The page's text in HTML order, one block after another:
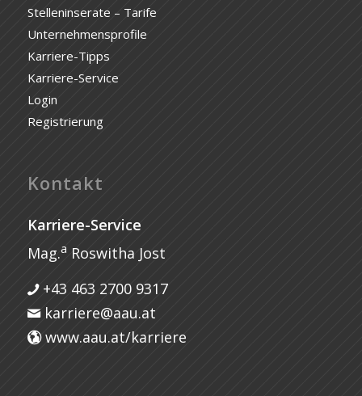
Stelleninserate – Tarife
Unternehmensprofile
Karriere-Tipps
Karriere-Service
Login
Registrierung
Kontakt
Karriere-Service
Mag.a Roswitha Jost
+43 463 2700 9317
karriere@aau.at
www.aau.at/karriere